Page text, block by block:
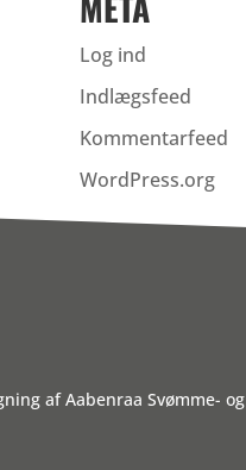
Log ind
Indlægsfeed
Kommentarfeed
WordPress.org
af Aabenraa Svømme- og